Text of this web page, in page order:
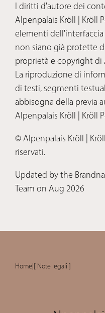
I diritti d'autore dei
Alpenpalais Kröll | Kröll
elementi
non siano già protette
proprietà e copyright di
La riproduzione di
di testi, segmenti
abbisogna della previa
Alpenpalais Kröll | Kröll
© Alpenpalais Kröll |
riservati.
Updated by the
Team on Aug 2026
Home [ Note legali ]